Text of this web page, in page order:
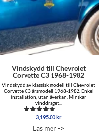
Vindskydd till Chevrolet
Corvette C3 1968-1982
Vindskydd av klassisk modell till Chevrolet
Corvette C3 årsmodell 1968-1982. Enkel
installation, utan åverkan. Minskar
vinddraget...
Betygsatt
av 5
3,195.00 kr
Läs mer ->